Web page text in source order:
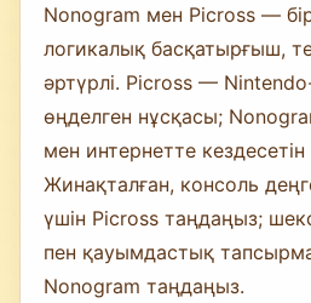
Nonogram мен Picross —
логикалық басқатырғыш,
әртүрлі. Picross —
өңделген нұсқасы;
мен интернетте
Жинақталған, консоль
үшін Picross таңдаңыз;
пен қауымдастық
Nonogram таңдаңыз.